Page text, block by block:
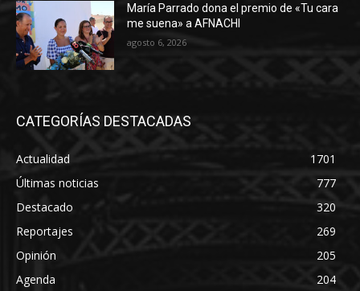
María Parrado dona el premio de «Tu cara
me suena» a AFNACHI
agosto 6, 2026
CATEGORÍAS DESTACADAS
Actualidad
1701
Últimas noticias
777
Destacado
320
Reportajes
269
Opinión
205
Agenda
204